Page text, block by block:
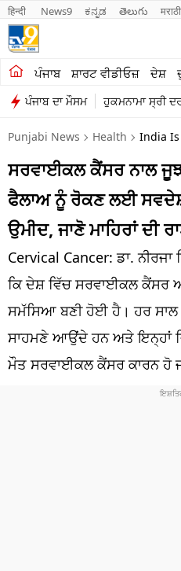
हिन्दी News9 ಕನ್ನಡ తెలుగు मराठी
ਪੰਜਾਬ ਸ਼ਾਰਟ ਵੀਡੀਓਜ਼ ਦੇਸ਼
ਪੰਜਾਬ ਦਾ ਮੌਸਮ ਹੁਕਮਨਾਮਾ ਸ੍ਰੀ
ਖੇਤੀਬਾੜੀ
ਸ਼ਾਰਟ ਵੀਡੀਓਜ਼
ਕਾਰੋਬਾਰ
ਕਰਿਅਰ
ਦੇਸ਼
ਲਾਈਫ ਸਟਾਈਲ
ਪੰਜਾਬ
ਧਰਮ
Punjabi News Health India Is
ਸਰਵਾਈਕਲ ਕੈਂਸਰ ਨਾਲ ਜੂਝ
ਫੈਲਾਅ ਨੂੰ ਰੋਕਣ ਲਈ
ਉਮੀਦ, ਜਾਣੋ ਮਾਹਿਰਾਂ ਦੀ
Cervical Cancer: ਡਾ.
ਕਿ ਦੇਸ਼ ਵਿੱਚ ਸਰਵਾਈਕਲ ਕੈਂਸਰ
ਸਮੱਸਿਆ ਬਣੀ ਹੋਈ ਹੈ। ਹਰ
ਸਾਹਮਣੇ ਆਉਂਦੇ ਹਨ ਅਤੇ ਇਨ੍ਹਾਂ
ਮੌਤ ਸਰਵਾਈਕਲ ਕੈਂਸਰ ਕਾਰਨ ਹੋ